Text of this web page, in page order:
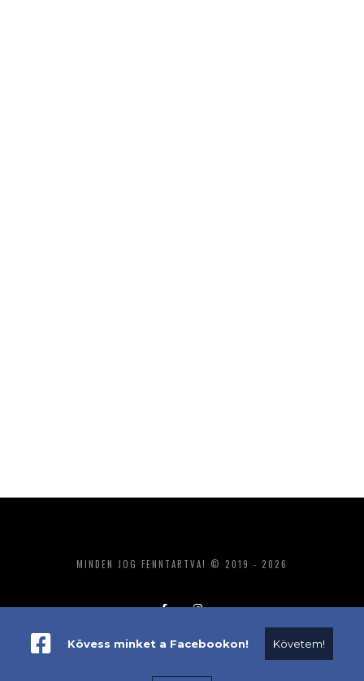
MINDEN JOG FENNTARTVA! © 2019 - 2026
ADATKEZELÉS IMPRESSZUM MÉDIAAJÁNLAT
Kövess minket a Facebookon! Követem!